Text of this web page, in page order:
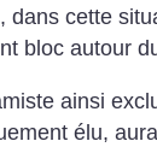
dans cette
bloc autour
ainsi
élu,